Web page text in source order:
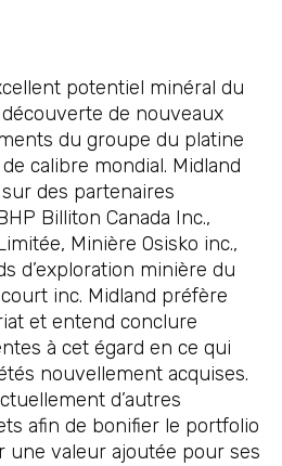
potentiel minéral du
de nouveaux
du groupe du platine
calibre mondial. Midland
des partenaires
Billiton Canada Inc.,
Minière Osisko inc.,
d’exploration minière du
inc. Midland préfère
et entend conclure
à cet égard en ce qui
nouvellement acquises.
d’autres
afin de bonifier le portfolio
une valeur ajoutée pour ses